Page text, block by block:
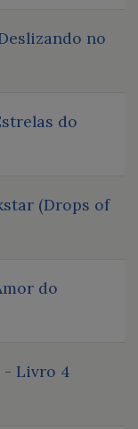
no
do
(Drops of
do
- Livro 4